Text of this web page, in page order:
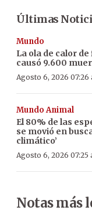
Últimas
Mundo
La ola de calor
causó 9.600
Agosto 6, 2026 07:26
Mundo Animal
El 80% de las
se movió en
climático’
Agosto 6, 2026 07:25
Notas más